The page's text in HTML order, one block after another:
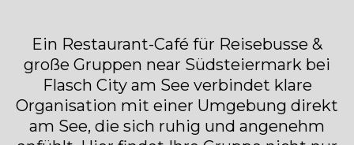
Ein Restaurant-Café für Reisebusse &
große Gruppen near Südsteiermark bei
Flasch City am See verbindet klare
Organisation mit einer Umgebung direkt
am See, die sich ruhig und angenehm